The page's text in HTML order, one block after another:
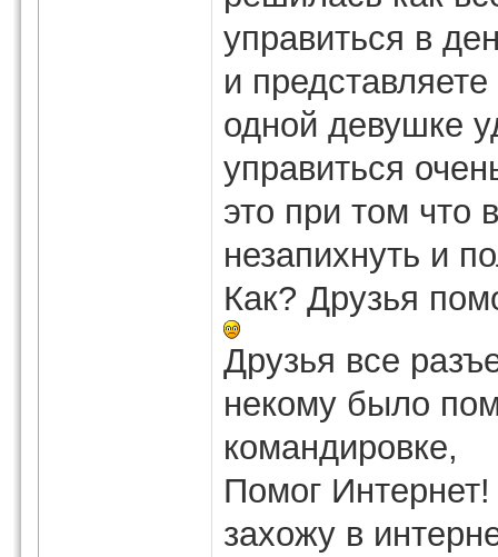
управиться в
и
одной девушке
управиться
это при том что
незапихнуть и
Как? Друзья
Друзья все
некому было
командировке,
Помог Интернет!
захожу в